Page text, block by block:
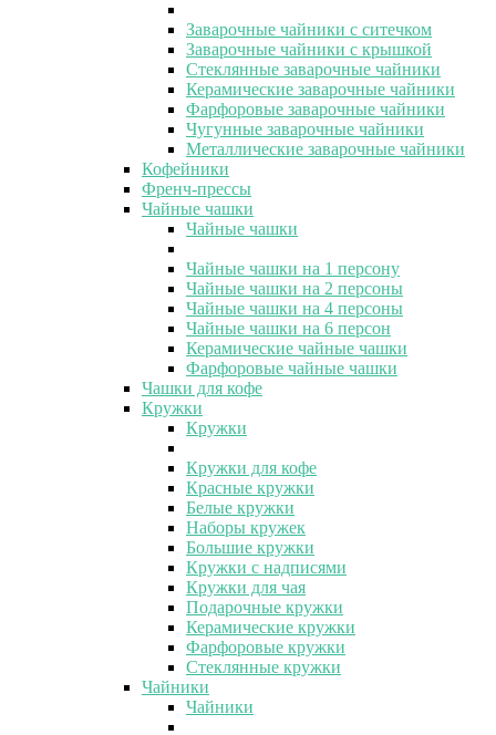
Заварочные чайники с ситечком
Заварочные чайники с крышкой
Стеклянные заварочные чайники
Керамические заварочные чайники
Фарфоровые заварочные чайники
Чугунные заварочные чайники
Металлические заварочные чайники
Кофейники
Френч-прессы
Чайные чашки
Чайные чашки
Чайные чашки на 1 персону
Чайные чашки на 2 персоны
Чайные чашки на 4 персоны
Чайные чашки на 6 персон
Керамические чайные чашки
Фарфоровые чайные чашки
Чашки для кофе
Кружки
Кружки
Кружки для кофе
Красные кружки
Белые кружки
Наборы кружек
Большие кружки
Кружки с надписями
Кружки для чая
Подарочные кружки
Керамические кружки
Фарфоровые кружки
Стеклянные кружки
Чайники
Чайники